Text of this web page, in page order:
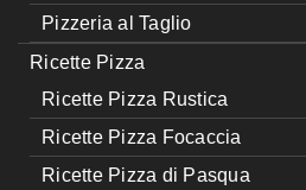
Pizzeria al Taglio
Ricette Pizza
Ricette Pizza Rustica
Ricette Pizza Focaccia
Ricette Pizza di Pasqua